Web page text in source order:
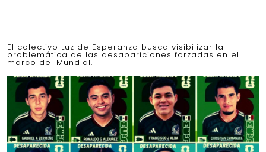
El colectivo Luz de Esperanza busca visibilizar la
problemática de las desapariciones forzadas en el
marco del Mundial.